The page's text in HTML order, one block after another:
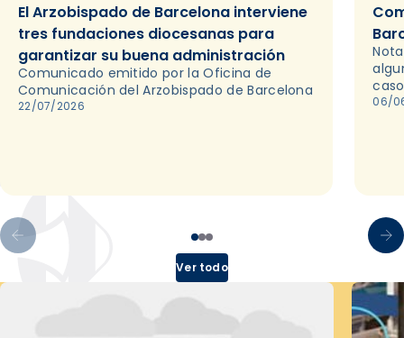
El Arzobispado de Barcelona interviene
tres fundaciones diocesanas para
garantizar su buena administración
Comunicado emitido por la Oficina de
Comunicación del Arzobispado de Barcelona
22/07/2026 06/
Ver todo